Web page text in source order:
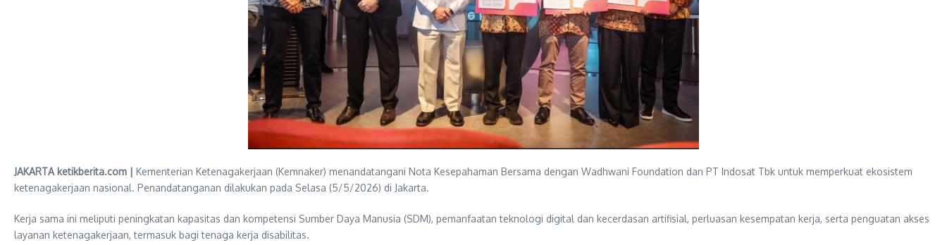
JAKARTA ketikberita.com | Kementerian Ketenagakerjaan (Kemnaker) menandatangani Nota Kesepahaman Bersama dengan Wadhwani Foundation dan PT Indosat Tbk untuk memperkuat ekosistem
ketenagakerjaan nasional. Penandatanganan dilakukan pada Selasa (5/5/2026) di Jakarta.
Kerja sama ini meliputi peningkatan kapasitas dan kompetensi Sumber Daya Manusia (SDM), pemanfaatan teknologi digital dan kecerdasan artifisial, perluasan kesempatan kerja, serta penguatan akses
layanan ketenagakerjaan, termasuk bagi tenaga kerja disabilitas.